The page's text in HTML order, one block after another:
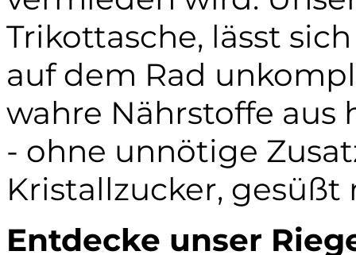
Trikottasche, lässt
auf dem Rad
wahre Nährstoffe
- ohne unnötige
Kristallzucker,
Entdecke unser